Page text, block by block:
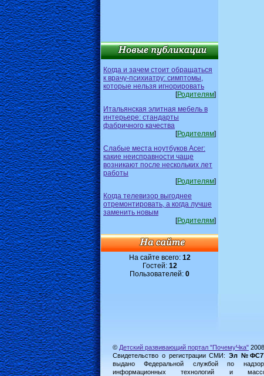
Когда и зачем стоит обращаться
к врачу-психиатру: симптомы,
которые нельзя игнорировать
[Родителям]
Итальянская элитная мебель в
интерьере: стандарты
фабричного качества
[Родителям]
Слабые места ноутбуков Acer:
какие неисправности чаще
возникают после нескольких лет
работы
[Родителям]
Когда телевизор выгоднее
отремонтировать, а когда лучше
заменить новым
[Родителям]
На сайте всего: 12
Гостей: 12
Пользователей: 0
© Детский развивающий портал "ПочемуЧка"
Свидетельство о регистрации СМИ: Эл №ФС77-
выдано Федеральной службой по
информационных технологий и